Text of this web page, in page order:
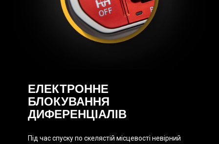
ЕЛЕКТРОННЕ
БЛОКУВАННЯ
ДИФЕРЕНЦІАЛІВ
Під час спуску по скелястій місцевості невірний